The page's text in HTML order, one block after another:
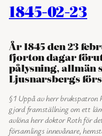
1845-02-23
År 1845 den 23
fjorton dagar
pålysning, allmän
Ljusnarsbergs
§1 Uppå av herr
gjord framställning om ett
avlöna herr doktor Roth för
församlings innevånare,